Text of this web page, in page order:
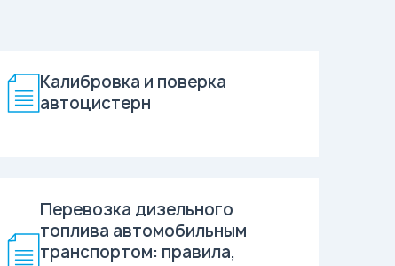
Калибровка и поверка
автоцистерн
Перевозка дизельного
топлива автомобильным
транспортом: правила,